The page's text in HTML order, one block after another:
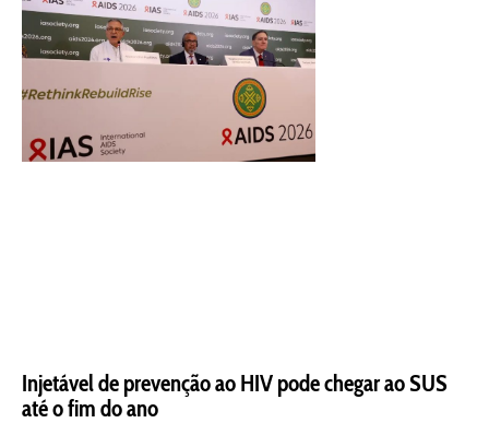
Injetável de prevenção ao HIV pode chegar ao SUS
até o fim do ano